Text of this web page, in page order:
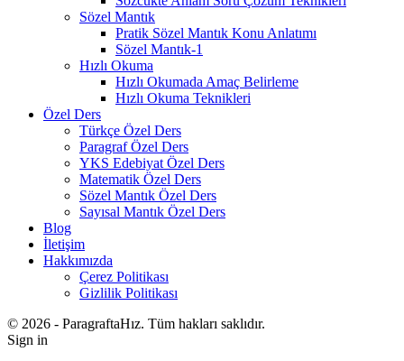
Sözel Mantık
Pratik Sözel Mantık Konu Anlatımı
Sözel Mantık-1
Hızlı Okuma
Hızlı Okumada Amaç Belirleme
Hızlı Okuma Teknikleri
Özel Ders
Türkçe Özel Ders
Paragraf Özel Ders
YKS Edebiyat Özel Ders
Matematik Özel Ders
Sözel Mantık Özel Ders
Sayısal Mantık Özel Ders
Blog
İletişim
Hakkımızda
Çerez Politikası
Gizlilik Politikası
© 2026 - ParagraftaHız. Tüm hakları saklıdır.
Sign in